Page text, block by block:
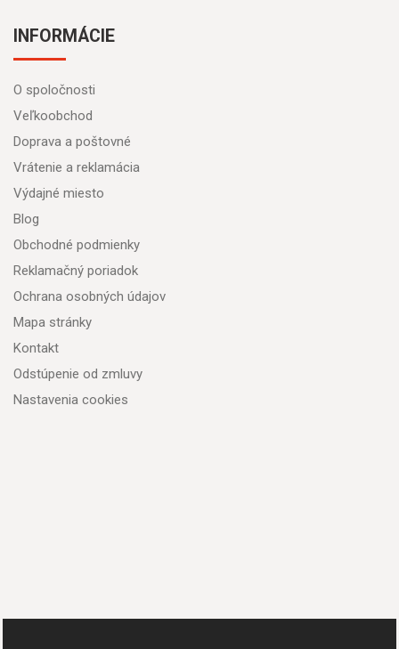
INFORMÁCIE
O spoločnosti
Veľkoobchod
Doprava a poštovné
Vrátenie a reklamácia
Výdajné miesto
Blog
Obchodné podmienky
Reklamačný poriadok
Ochrana osobných údajov
Mapa stránky
Kontakt
Odstúpenie od zmluvy
Nastavenia cookies